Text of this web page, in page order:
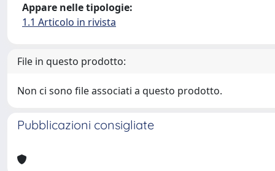
Appare nelle tipologie:
1.1 Articolo in rivista
File in questo prodotto:
Non ci sono file associati a questo prodotto.
Pubblicazioni consigliate